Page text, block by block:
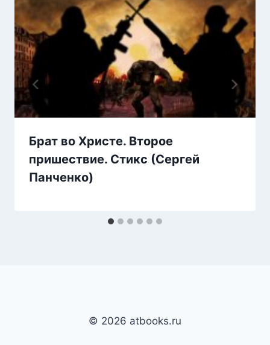
Брат во Христе. Второе
пришествие. Стикс (Сергей
Панченко)
© 2026 atbooks.ru